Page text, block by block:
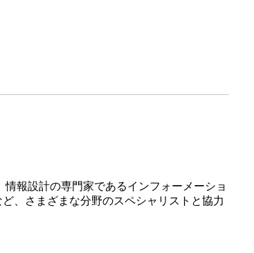
報設計の専門家であるインフォーメーショ
、さまざまな分野のスペシャリストと協力